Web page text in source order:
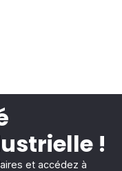
!
et accédez à